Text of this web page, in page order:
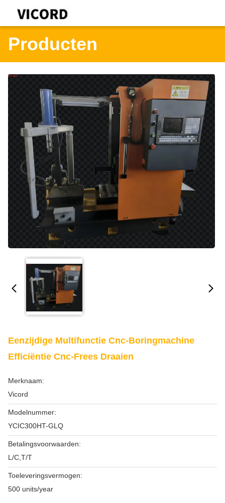
Producten
Eenzijdige Multifunctie Cnc-Boringmachine
Efficiëntie Cnc-Frees Draaien
Merknaam:
Vicord
Modelnummer:
YCIC300HT-GLQ
Betalingsvoorwaarden:
L/C,T/T
Toeleveringsvermogen:
500 units/year